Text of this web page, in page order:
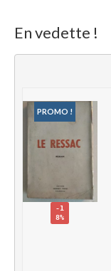
En vedette !
PROMO !
-1
8%